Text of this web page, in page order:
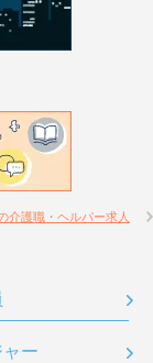
介護職・ヘルパー求人
ー